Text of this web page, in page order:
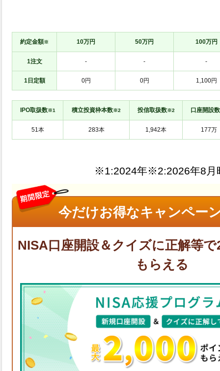
約定金額※ 10万円 50万円 100万円
1注文 - - -
1日定額 0円 0円 1,100円
IPO取扱数※1 積立投資枠本数※2 投信取扱数※2 口座開設数
※1: ※2:
今だけお得なキャンペー